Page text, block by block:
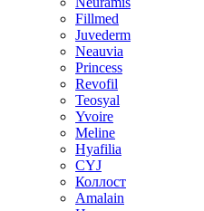
Fillmed
Juvederm
Neauvia
Princess
Revofil
Teosyal
Yvoire
Meline
Hyafilia
CYJ
Коллост
Amalain